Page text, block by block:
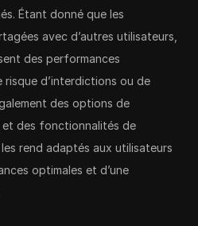
Étant donné que les
avec d’autres utilisateurs,
des performances
risque d’interdictions ou de
des options de
et des fonctionnalités de
rend adaptés aux utilisateurs
optimales et d’une